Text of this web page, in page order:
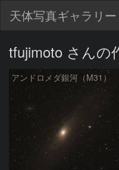
天体写真ギャラリー
tfujimoto さんの
アンドロメダ銀河（M31）